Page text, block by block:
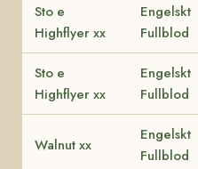
Sto e
Highflyer xx
Engelskt
Fullblod
Sto e
Highflyer xx
Engelskt
Fullblod
Walnut xx
Engelskt
Fullblod